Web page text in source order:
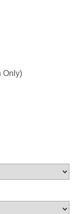
Only)